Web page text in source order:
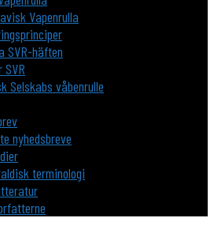
Vapenrulla
SVR-häften
SVR
Selskabs våbenrulle
nyhedsbreve
terminologi